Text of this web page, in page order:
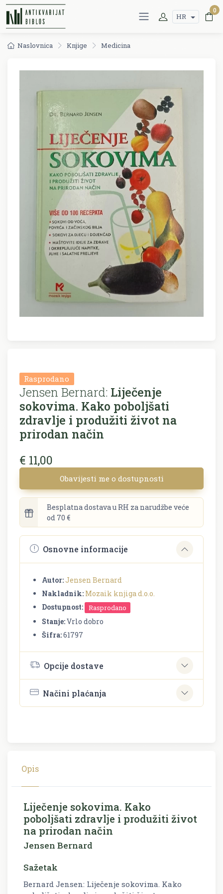
HR
0
Naslovnica Knjige Medicina
Rasprodano
Jensen Bernard: Liječenje
sokovima. Kako poboljšati
zdravlje i produžiti život na
prirodan način
€ 11,00
Obavijesti me o dostupnosti
Besplatna dostava u RH za narudžbe veće
od 70 €
Osnovne informacije
Autor:Jensen Bernard
Nakladnik: Mozaik knjiga d.o.o.
Dostupnost:
Rasprodano
Stanje:Vrlo dobro
Šifra:61797
Opcije dostave
Načini plaćanja
Opis
Liječenje sokovima. Kako
poboljšati zdravlje i produžiti život
na prirodan način
Jensen Bernard
Sažetak
Bernard Jensen: Liječenje sokovima. Kako